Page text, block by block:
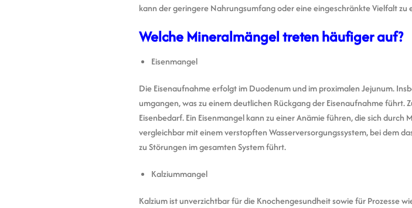
kann der geringere Nahrungsumfang oder eine eingeschränkte Vielfalt zu
Welche Mineralmängel treten häufiger auf?
Eisenmangel
Die Eisenaufnahme erfolgt im Duodenum und im proximalen Jejunum.
umgangen, was zu einem deutlichen Rückgang der Eisenaufnahme
Eisenbedarf. Ein Eisenmangel kann zu einer Anämie führen, die sich
vergleichbar mit einem verstopften Wasserversorgungssystem, bei dem
zu Störungen im gesamten System führt.
Kalziummangel
Kalzium ist unverzichtbar für die Knochengesundheit sowie für Prozesse